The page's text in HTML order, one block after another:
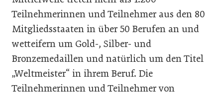
Teilnehmerinnen und Teilnehmer aus den 80
Mitgliedsstaaten in über 50 Berufen an und
wetteifern um Gold-, Silber- und
Bronzemedaillen und natürlich um den Titel
„Weltmeister“ in ihrem Beruf. Die
Teilnehmerinnen und Teilnehmer von